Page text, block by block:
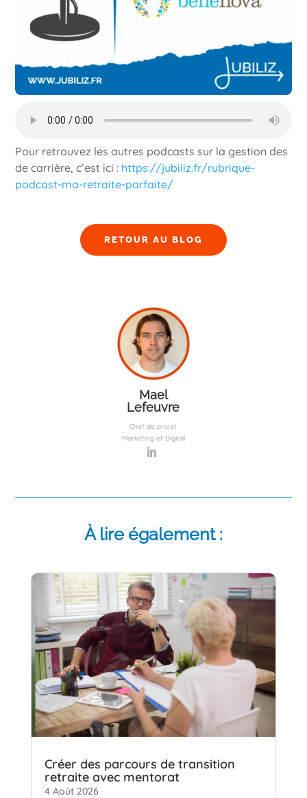
Pour retrouvez les autres podcasts sur la gestion des
de carrière, c’est ici : https://jubiliz.fr/rubrique-
podcast-ma-retraite-parfaite/
RETOUR AU BLOG
Mael
Lefeuvre
Chef de projet
Marketing et Digital
À lire également :
Créer des parcours de transition
retraite avec mentorat
4 Août 2026